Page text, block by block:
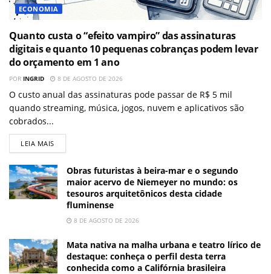
ECONOMIA
Quanto custa o “efeito vampiro” das assinaturas
digitais e quanto 10 pequenas cobranças podem levar
do orçamento em 1 ano
POR INGRID 8 DE AGOSTO DE 2026
O custo anual das assinaturas pode passar de R$ 5 mil
quando streaming, música, jogos, nuvem e aplicativos são
cobrados...
LEIA MAIS
Obras futuristas à beira-mar e o segundo
maior acervo de Niemeyer no mundo: os
tesouros arquitetônicos desta cidade
fluminense
8 DE AGOSTO DE 2026
Mata nativa na malha urbana e teatro lírico de
destaque: conheça o perfil desta terra
conhecida como a Califórnia brasileira